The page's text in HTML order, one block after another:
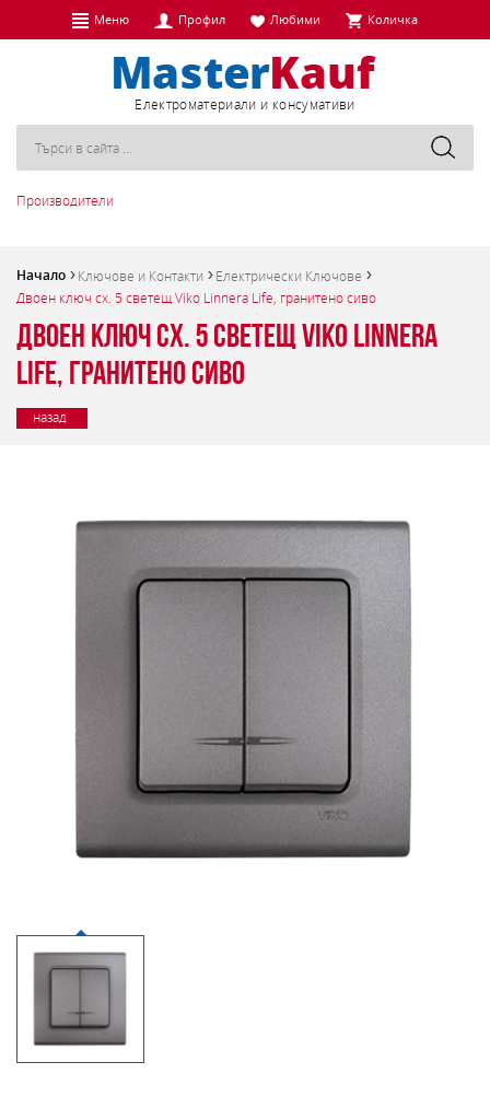
Меню Профил Любими Количка
Eлектроматериали и консумативи
Производители
Начало Ключове и Контакти
Електрически Ключове
Двоен ключ сх. 5 светещ Viko Linnera Life, гранитено сиво
Двоен ключ сх. 5 светещ Viko Linnera
Life, гранитено сиво
назад